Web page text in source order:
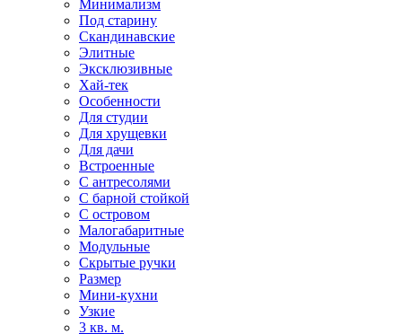
Минимализм
Под старину
Скандинавские
Элитные
Эксклюзивные
Хай-тек
Особенности
Для студии
Для хрущевки
Для дачи
Встроенные
С антресолями
С барной стойкой
С островом
Малогабаритные
Модульные
Скрытые ручки
Размер
Мини-кухни
Узкие
3 кв. м.